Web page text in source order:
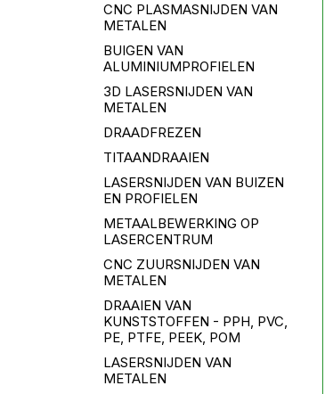
CNC PLASMASNIJDEN VAN
METALEN
BUIGEN VAN
ALUMINIUMPROFIELEN
3D LASERSNIJDEN VAN
METALEN
DRAADFREZEN
TITAANDRAAIEN
LASERSNIJDEN VAN BUIZEN
EN PROFIELEN
METAALBEWERKING OP
LASERCENTRUM
CNC ZUURSNIJDEN VAN
METALEN
DRAAIEN VAN
KUNSTSTOFFEN - PPH, PVC,
PE, PTFE, PEEK, POM
LASERSNIJDEN VAN
METALEN